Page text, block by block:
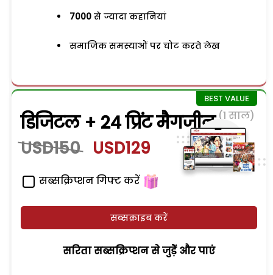
7000 से ज्यादा कहानियां
समाजिक समस्याओं पर चोट करते लेख
डिजिटल + 24 प्रिंट मैगजीन (1 साल)
USD150 USD129
सब्सक्रिप्शन गिफ्ट करें
सब्सक्राइब करें
सरिता सब्सक्रिप्शन से जुड़ेें और पाएं